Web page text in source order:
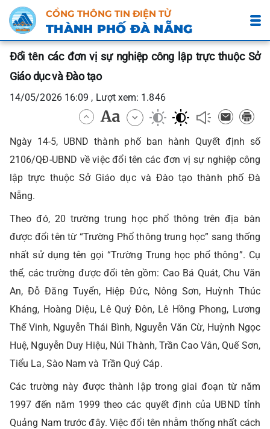
CỔNG THÔNG TIN ĐIỆN TỬ
THÀNH PHỐ ĐÀ NẴNG
Đổi tên các đơn vị sự nghiệp công lập trực thuộc Sở
Giáo dục và Đào tạo
14/05/2026 16:09 , Lượt xem: 1.846
Ngày 14-5, UBND thành phố ban hành Quyết định số
2106/QĐ-UBND về việc đổi tên các đơn vị sự nghiệp công
lập trực thuộc Sở Giáo dục và Đào tạo thành phố Đà
Nẵng.
Theo đó, 20 trường trung học phổ thông trên địa bàn
được đổi tên từ “Trường Phổ thông trung học” sang thống
nhất sử dụng tên gọi “Trường Trung học phổ thông”. Cụ
thể, các trường được đổi tên gồm: Cao Bá Quát, Chu Văn
An, Đỗ Đăng Tuyển, Hiệp Đức, Nông Sơn, Huỳnh Thúc
Kháng, Hoàng Diệu, Lê Quý Đôn, Lê Hồng Phong, Lương
Thế Vinh, Nguyễn Thái Bình, Nguyễn Văn Cừ, Huỳnh Ngọc
Huệ, Nguyễn Duy Hiệu, Núi Thành, Trần Cao Vân, Quế Sơn,
Tiểu La, Sào Nam và Trần Quý Cáp.
Các trường này được thành lập trong giai đoạn từ năm
1997 đến năm 1999 theo các quyết định của UBND tỉnh
Quảng Nam trước đây. Việc đổi tên nhằm thống nhất cách